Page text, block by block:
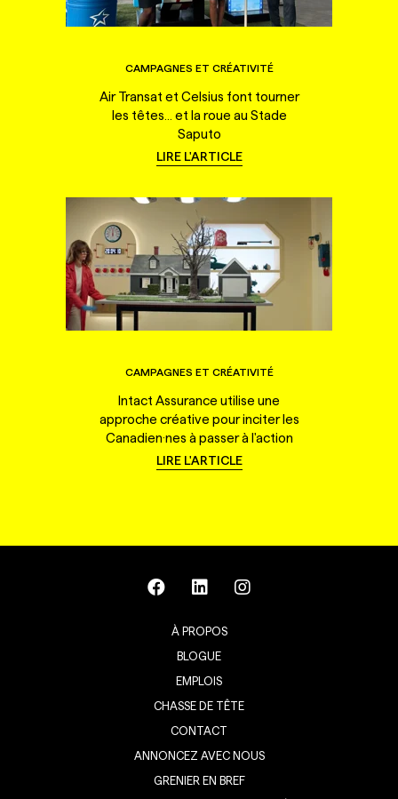
CAMPAGNES ET CRÉATIVITÉ
Air Transat et Celsius font tourner
les têtes... et la roue au Stade
Saputo
LIRE L'ARTICLE
CAMPAGNES ET CRÉATIVITÉ
Intact Assurance utilise une
approche créative pour inciter les
Canadien·nes à passer à l'action
LIRE L'ARTICLE
À PROPOS
BLOGUE
EMPLOIS
CHASSE DE TÊTE
CONTACT
ANNONCEZ AVEC NOUS
GRENIER EN BREF